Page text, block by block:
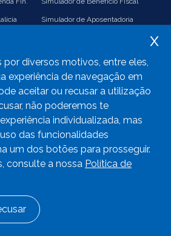
Adesão
Simulador de Aposentadoria
Fiscal
Links úteis
2023Todos os direitos reservados
com
x
diversos motivos, entre eles,
experiência de navegação em
aceitar ou recusar a utilização
não poderemos te
individualizada, mas
das funcionalidades
um dos botões para prosseguir.
consulte a nossa Política de